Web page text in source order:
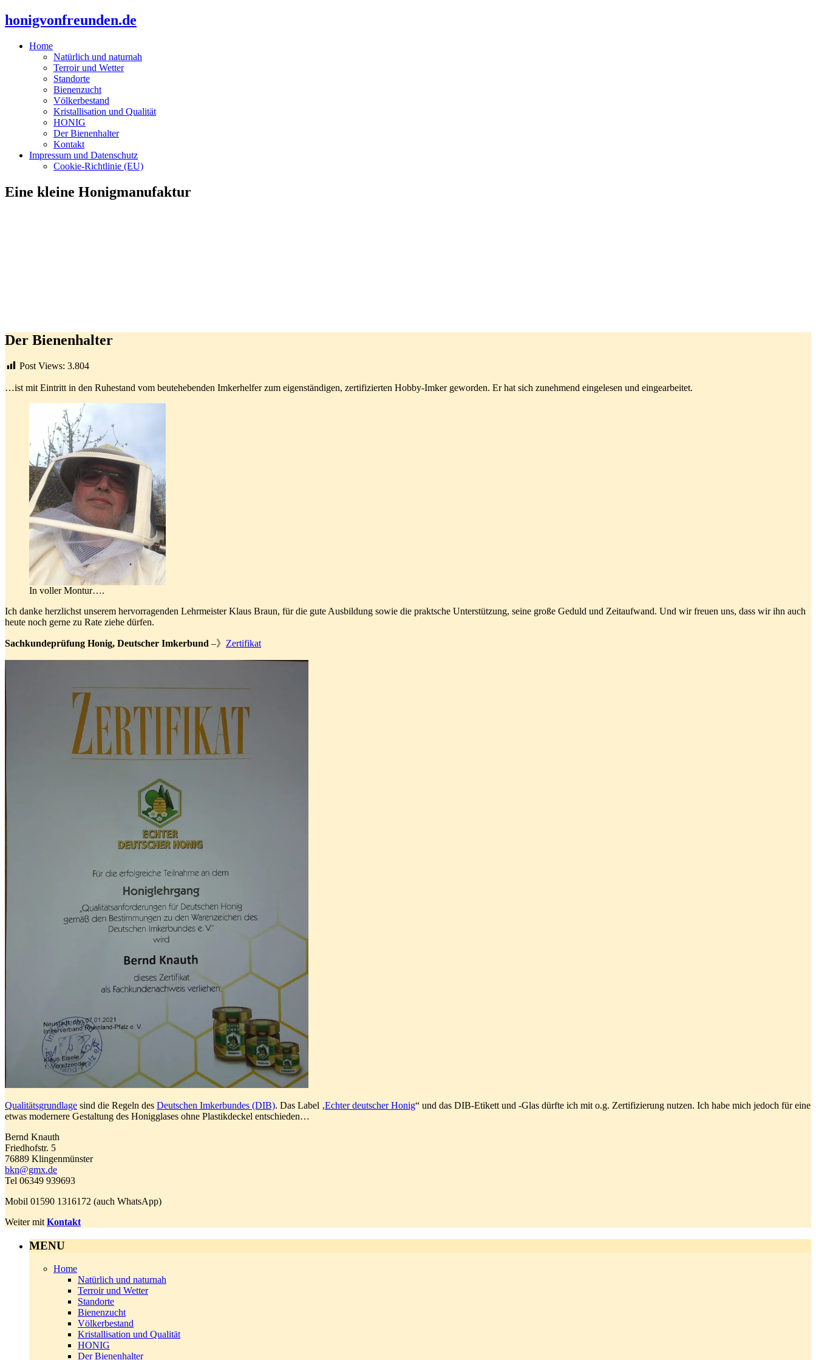
honigvonfreunden.de
Home
Natürlich und naturnah
Terroir‌ und‌ Wetter
Standorte
Bienenzucht
Völkerbestand
Kristallisation und Qualität
HONIG
Der Bienenhalter
Kontakt
Impressum und Datenschutz
Cookie-Richtlinie (EU)
Eine kleine Honigmanufaktur
Der Bienenhalter
Post Views: 3.804
…ist mit Eintritt in den Ruhestand vom beutehebenden Imkerhelfer zum eigenständigen, zertifizierten Hobby-Imker geworden. Er hat sich zunehmend eingelesen und eingearbeitet.
In voller Montur….
Ich danke herzlichst unserem‌ ‌hervorragenden‌ ‌Lehrmeister‌ ‌Klaus‌ ‌Braun, für die gute Ausbildung sowie die praktsche Unterstützung, seine große Geduld und Zeitaufwand. Und wir freuen ‌‌uns, dass ‌wir‌ ihn ‌auch‌
‌heute‌ ‌noch‌ ‌gerne‌ ‌zu‌ ‌Rate‌ ‌ziehe‌ ‌dürfen.‌ ‌
‌Sachkundeprüfung‌ ‌Honig,‌ ‌Deutscher‌ ‌Imkerbund‌ –》 Zertifikat
Qualitätsgrundlage sind die Regeln des Deutschen Imkerbundes (DIB). Das Label ‚Echter deutscher Honig“ und das DIB-Etikett und -Glas dürfte ich mit o.g. Zertifizierung nutzen. Ich habe mich jedoch für eine
etwas modernere Gestaltung des Honigglases ohne Plastikdeckel entschieden…
Bernd‌ ‌Knauth‌ ‌
Friedhofstr.‌ ‌5‌ ‌
‌76889‌ ‌Klingenmünster‌ ‌
bkn@gmx.de
Tel‌ ‌06349‌ ‌939693‌
Mobil‌ ‌01590‌ ‌1316172‌ ‌(auch‌ ‌WhatsApp)‌ ‌ ‌
Weiter mit Kontakt
MENU
Home
Natürlich und naturnah
Terroir‌ und‌ Wetter
Standorte
Bienenzucht
Völkerbestand
Kristallisation und Qualität
HONIG
Der Bienenhalter